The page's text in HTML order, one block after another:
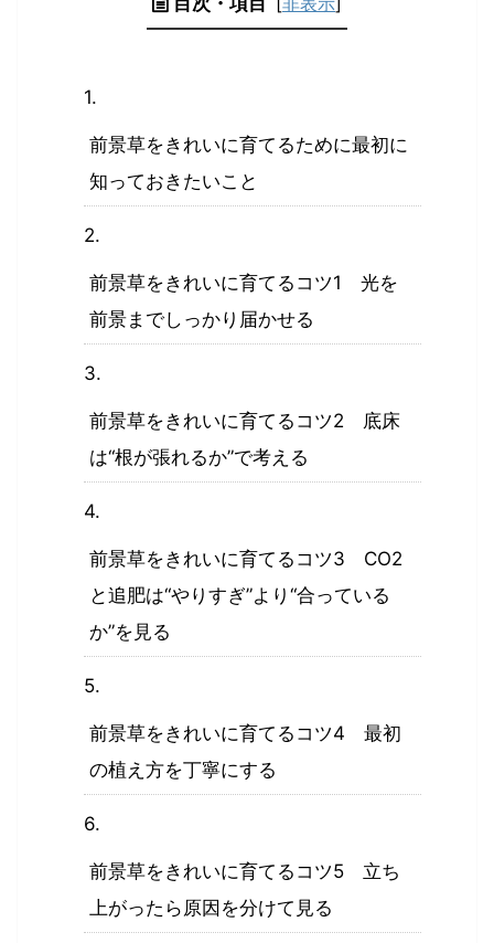
前景草をきれいに育てるために最初に
知っておきたいこと
前景草をきれいに育てるコツ1 光を
前景までしっかり届かせる
前景草をきれいに育てるコツ2 底床
は“根が張れるか”で考える
前景草をきれいに育てるコツ3 CO2
と追肥は“やりすぎ”より“合っている
か”を見る
前景草をきれいに育てるコツ4 最初
の植え方を丁寧にする
前景草をきれいに育てるコツ5 立ち
上がったら原因を分けて見る